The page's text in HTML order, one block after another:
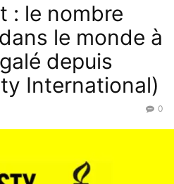
l’Homme
: le nombre
le monde à
depuis
International)
0